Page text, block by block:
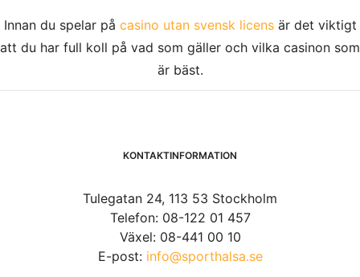
Innan du spelar på casino utan svensk licensär det viktigt
att du har full koll på vad som gäller och vilka casinon som
är bäst.
KONTAKTINFORMATION
Tulegatan 24, 113 53 Stockholm
Telefon: 08-122 01 457
Växel: 08-441 00 10
E-post: info@sporthalsa.se